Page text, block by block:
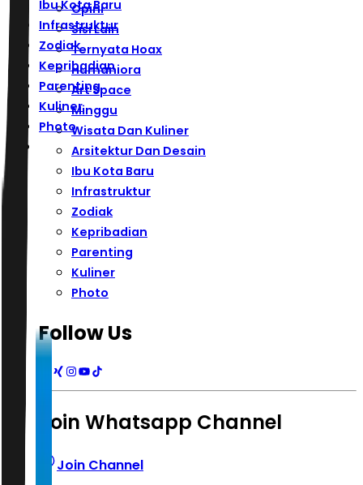
Ibu Kota Baru
Infrastruktur
Zodiak
Kepribadian
Parenting
Kuliner
Photo
Opini
Sisi Lain
Ternyata Hoax
Humaniora
Art Space
Minggu
Wisata Dan Kuliner
Arsitektur Dan Desain
Ibu Kota Baru
Infrastruktur
Zodiak
Kepribadian
Parenting
Kuliner
Photo
Follow Us
Join Whatsapp Channel
Join Channel